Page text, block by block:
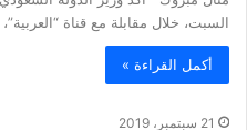
السبت، خلال مقابلة مع قناة
أكمل القراءة »
21 سبتمبر، 2019